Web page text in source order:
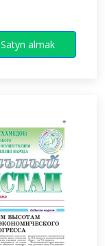
Satyn almak